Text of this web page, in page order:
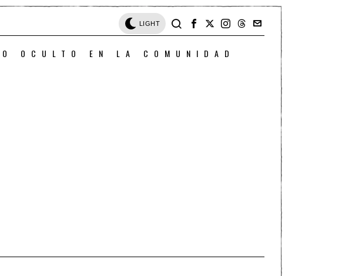
LIGHT
OCULTO EN LA COMUNIDAD